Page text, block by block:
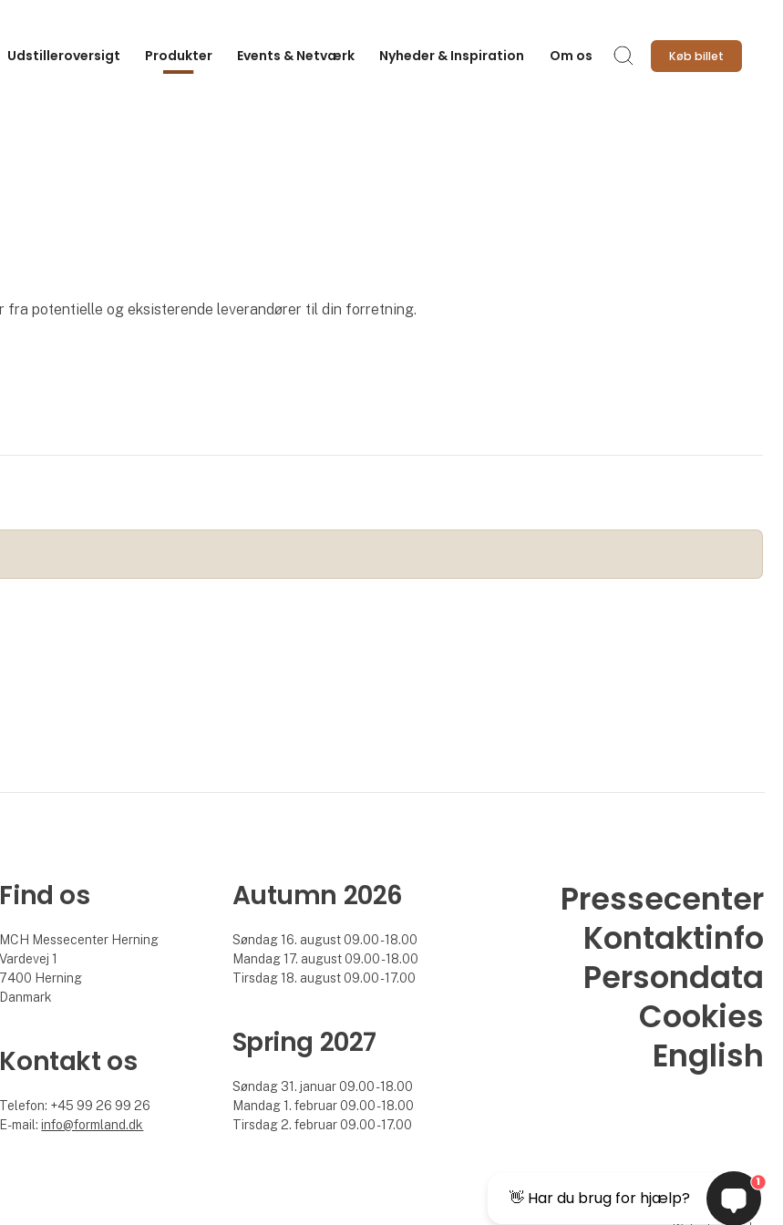
Udstilleroversigt Produkter Events & Netværk Nyheder & Inspiration Om os Søg Køb billet
potentielle og eksisterende leverandører til din forretning.
Find os
MCH Messecenter Herning
Vardevej 1
7400 Herning
Danmark
Kontakt os
Telefon: +45 99 26 99 26
E-mail:info@formland.dk
Autumn 2026
Søndag 16. august 09.00 - 18.00
Mandag 17. august 09.00 - 18.00
Tirsdag 18. august 09.00 - 17.00
Spring 2027
Søndag 31. januar 09.00 - 18.00
Mandag 1. februar 09.00 - 18.00
Tirsdag 2. februar 09.00 - 17.00
Pressecenter
Kontaktinfo
Persondata
Cookies
English
👋 Har du brug for hjælp?
1